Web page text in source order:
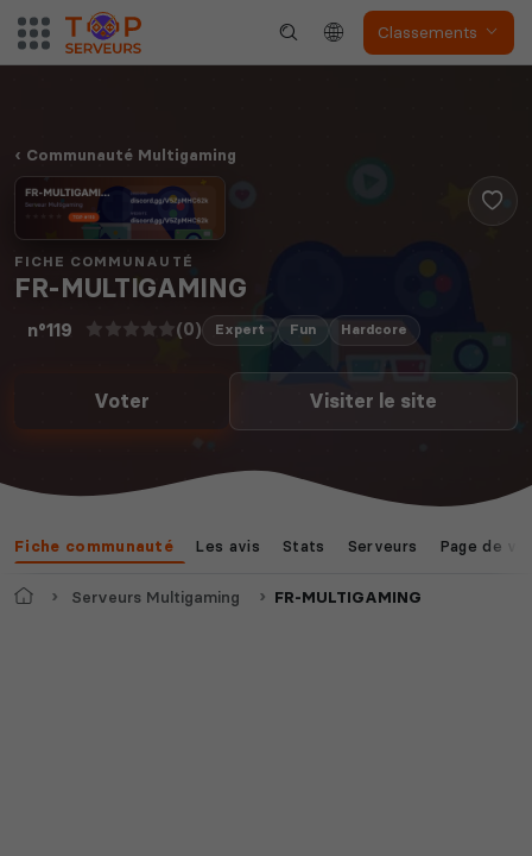
Classements
Communauté Multigaming
FICHE COMMUNAUTÉ
FR-MULTIGAMING
n°119 (0) Expert Fun Hardcore
Voter Visiter le site
Fiche communauté Les avis Stats Serveurs Page de
AccueilServeurs Multigaming FR-MULTIGAMING